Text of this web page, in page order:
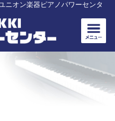
ニオン楽器ピアノパワーセンタ